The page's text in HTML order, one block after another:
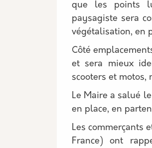
que les points
paysagiste sera
végétalisation, en
Côté
et sera mieux
scooters et motos,
Le Maire a salué
en place, en
Les commerçants
France) ont